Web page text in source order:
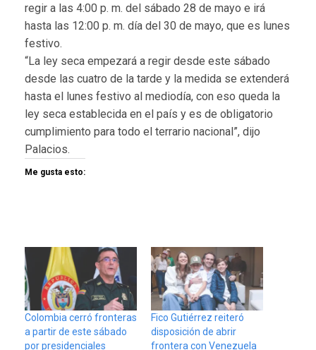
regir a las 4:00 p. m. del sábado 28 de mayo e irá
hasta las 12:00 p. m. día del 30 de mayo, que es lunes
festivo.
“La ley seca empezará a regir desde este sábado
desde las cuatro de la tarde y la medida se extenderá
hasta el lunes festivo al mediodía, con eso queda la
ley seca establecida en el país y es de obligatorio
cumplimiento para todo el terrario nacional”, dijo
Palacios.
Me gusta esto:
Colombia cerró fronteras
a partir de este sábado
por presidenciales
Fico Gutiérrez reiteró
disposición de abrir
frontera con Venezuela